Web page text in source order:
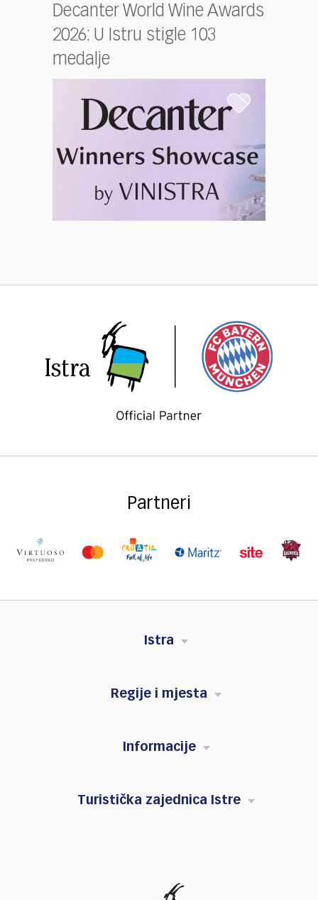
Decanter World Wine Awards
2026: U Istru stigle 103
medalje
Partneri
Istra
Regije i mjesta
Informacije
Turistička zajednica Istre